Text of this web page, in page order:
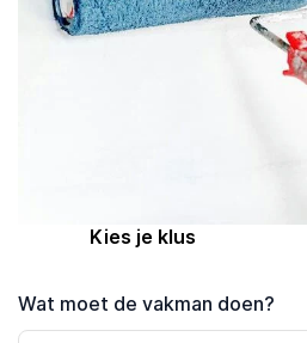
Kies je klus
Wat moet de vakman doen?